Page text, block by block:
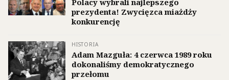
Polacy wybrali najlepszego
prezydenta! Zwycięzca miażdży
konkurencję
HISTORIA
Adam Mazguła: 4 czerwca 1989 roku
dokonaliśmy demokratycznego
przełomu